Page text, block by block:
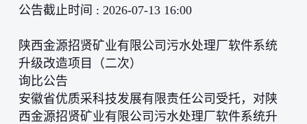
公告截止时间 : 2026-07-13 16:00
陕西金源招贤矿业有限公司污水处理厂软件系统
升级改造项目（二次）
询比公告
安徽省优质采科技发展有限责任公司受托，对陕
西金源招贤矿业有限公司污水处理厂软件系统升